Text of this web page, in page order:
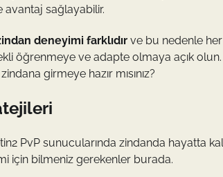
avantaj sağlayabilir.
deneyimi farklıdır ve bu nedenle
öğrenmeye ve adapte olmaya açık
girmeye hazır mısınız?
PvP sunucularında zindanda hayatta
için bilmeniz gerekenler burada.